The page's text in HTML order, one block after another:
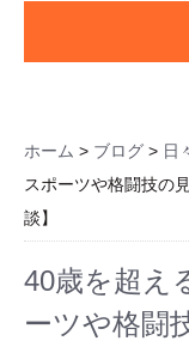
ホーム > ブログ > 日
スポーツや格闘技の
談】
40歳を超え
ーツや格闘